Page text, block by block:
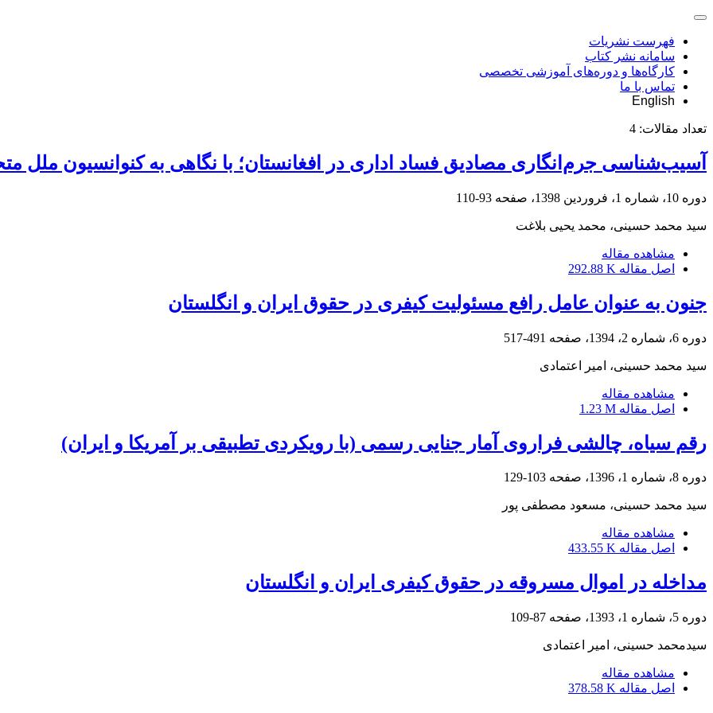
فهرست نشریات
سامانه نشر کتاب
کارگاه‌ها و دوره‌های آموزشی تخصصی
تماس با ما
English
تعداد مقالات: 4
آسیب‌شناسی جرم‌انگاری مصادیق فساد اداری در افغانستان؛ با نگاهی به کنوانسیون ملل
دوره 10، شماره 1، فروردین 1398، صفحه 93-110
سید محمد حسینی، محمد یحیی بلاغت
مشاهده مقاله
اصل مقاله 292.88 K
جنون به عنوان عامل رافع مسئولیت کیفری در حقوق ایران و انگلستان
دوره 6، شماره 2، 1394، صفحه 491-517
سید محمد حسینی، امیر اعتمادی
مشاهده مقاله
اصل مقاله 1.23 M
رقم سیاه، چالشی فراروی آمار جنایی رسمی (با رویکردی تطبیقی بر آمریکا و ایران)
دوره 8، شماره 1، 1396، صفحه 103-129
سید محمد حسینی، مسعود مصطفی پور
مشاهده مقاله
اصل مقاله 433.55 K
مداخله در اموال مسروقه در حقوق کیفری ایران و انگلستان
دوره 5، شماره 1، 1393، صفحه 87-109
سیدمحمد حسینی، امیر اعتمادی
مشاهده مقاله
اصل مقاله 378.58 K